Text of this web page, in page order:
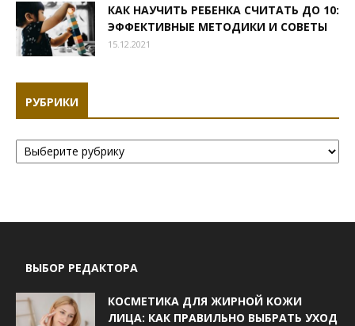
КАК НАУЧИТЬ РЕБЕНКА СЧИТАТЬ ДО 10:
ЭФФЕКТИВНЫЕ МЕТОДИКИ И СОВЕТЫ
15.12.2021
РУБРИКИ
Рубрики
ВЫБОР РЕДАКТОРА
КОСМЕТИКА ДЛЯ ЖИРНОЙ КОЖИ
ЛИЦА: КАК ПРАВИЛЬНО ВЫБРАТЬ УХОД